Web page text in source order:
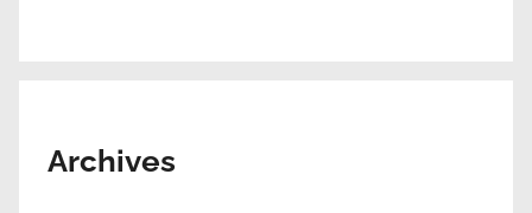
Archives